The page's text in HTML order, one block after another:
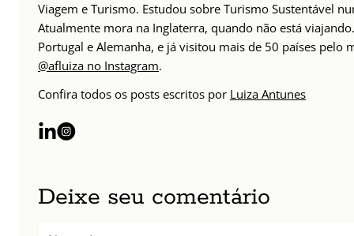
Viagem e Turismo. Estudou sobre Turismo Sustentável
Atualmente mora na Inglaterra, quando não está
Portugal e Alemanha, e já visitou mais de 50 países pelo
@afluiza no Instagram.
Confira todos os posts escritos por Luiza Antunes
Deixe seu comentário